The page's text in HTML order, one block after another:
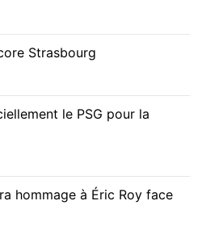
Strasbourg
le PSG pour la
hommage à Éric Roy face